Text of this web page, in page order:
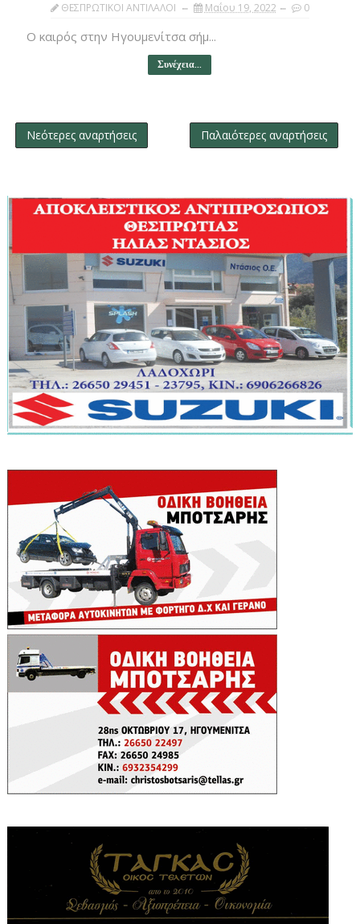
ΘΕΣΠΡΩΤΙΚΟΙ ΑΝΤΙΛΑΛΟΙ Μαΐου 19, 2022 0
Ο καιρός στην Ηγουμενίτσα σήμ...
Συνέχεια...
Νεότερες αναρτήσεις Παλαιότερες αναρτήσεις